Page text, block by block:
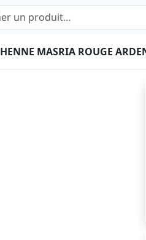
HENNE MASRIA ROUGE